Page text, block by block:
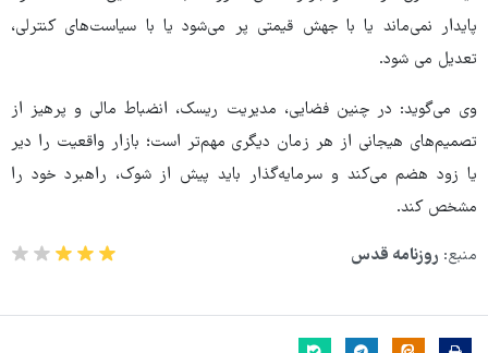
پایدار نمی‌ماند یا با جهش قیمتی پر می‌شود یا با سیاست‌های کنترلی،
تعدیل می شود.
وی می‌گوید: در چنین فضایی، مدیریت ریسک، انضباط مالی و پرهیز از
تصمیم‌های هیجانی از هر زمان دیگری مهم‌تر است؛ بازار واقعیت را دیر
یا زود هضم می‌کند و سرمایه‌گذار باید پیش از شوک، راهبرد خود را
مشخص کند.
منبع: روزنامه قدس